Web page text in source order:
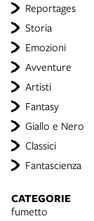
Reportages
Storia
Emozioni
Avventure
Artisti
Fantasy
Giallo e Nero
Classici
Fantascienza
CATEGORIE
fumetto